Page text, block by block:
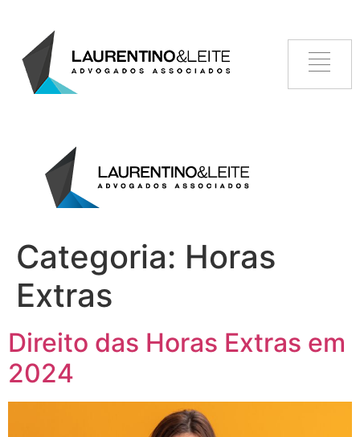
Categoria: Horas
Extras
Direito das Horas Extras em
2024